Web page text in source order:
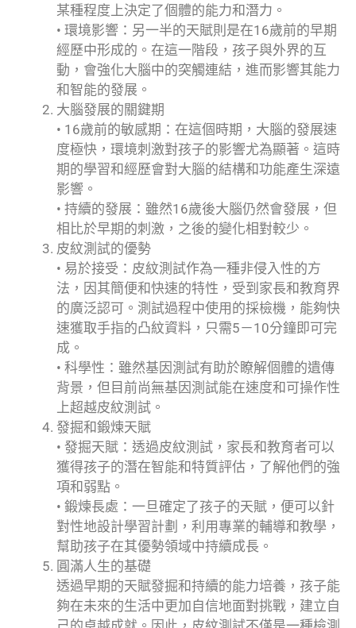
某種程度上決定了個體的能力和潛力。
• 環境影響：另一半的天賦則是在16歲前的早期
經歷中形成的。在這一階段，孩子與外界的互
動，會強化大腦中的突觸連結，進而影響其能力
和智能的發展。
大腦發展的關鍵期
• 16歲前的敏感期：在這個時期，大腦的發展速
度極快，環境刺激對孩子的影響尤為顯著。這時
期的學習和經歷會對大腦的結構和功能產生深遠
影響。
• 持續的發展：雖然16歲後大腦仍然會發展，但
相比於早期的刺激，之後的變化相對較少。
皮紋測試的優勢
• 易於接受：皮紋測試作為一種非侵入性的方
法，因其簡便和快速的特性，受到家長和教育界
的廣泛認可。測試過程中使用的採檢機，能夠快
速獲取手指的凸紋資料，只需5－10分鐘即可完
成。
• 科學性：雖然基因測試有助於瞭解個體的遺傳
背景，但目前尚無基因測試能在速度和可操作性
上超越皮紋測試。
發掘和鍛煉天賦
• 發掘天賦：透過皮紋測試，家長和教育者可以
獲得孩子的潛在智能和特質評估，了解他們的強
項和弱點。
• 鍛煉長處：一旦確定了孩子的天賦，便可以針
對性地設計學習計劃，利用專業的輔導和教學，
幫助孩子在其優勢領域中持續成長。
圓滿人生的基礎
透過早期的天賦發掘和持續的能力培養，孩子能
夠在未來的生活中更加自信地面對挑戰，建立自